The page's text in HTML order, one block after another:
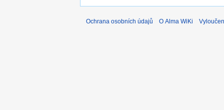
Ochrana osobních údajů O Alma WiKi